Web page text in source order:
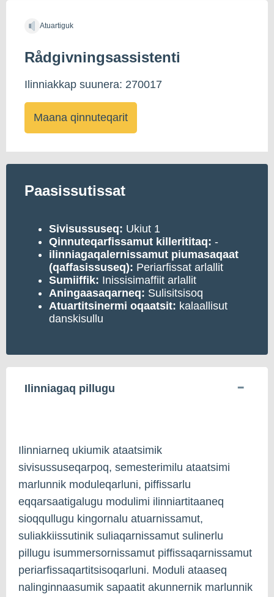
Atuartiguk
Rådgivningsassistenti
Ilinniakkap suunera: 270017
Maana qinnuteqarit
Paasissutissat
Sivisussuseq: Ukiut 1
Qinnuteqarfissamut killerititaq: -
ilinniagaqalernissamut piumasaqaat
(qaffasissuseq): Periarfissat arlallit
Sumiiffik: Inissisimaffiit arlallit
Aningaasaqarneq: Sulisitsisoq
Atuartitsinermi oqaatsit: kalaallisut
danskisullu
Ilinniagaq pillugu
Ilinniarneq ukiumik ataatsimik
sivisussuseqarpoq, semesterimilu ataatsimi
marlunnik moduleqarluni, piffissarlu
eqqarsaatigalugu modulimi ilinniartitaaneq
sioqqullugu kingornalu atuarnissamut,
suliakkiissutinik suliaqarnissamut sulinerlu
pillugu isummersornissamut piffissaqarnissamut
periarfissaqartitsisoqarluni. Moduli ataaseq
nalinginnaasumik sapaatit akunnernik marlunnik